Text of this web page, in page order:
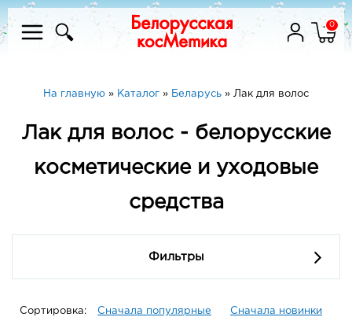
0
На главную » Каталог » Беларусь » Лак для волос
Лак для волос - белорусские
косметические и уходовые
средства
Фильтры
Сортировка: Сначала популярные
Сначала новинки